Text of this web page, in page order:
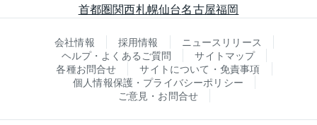
首都圏関西札幌仙台名古屋福岡
会社情報 採用情報
ニュースリリース
ヘルプ・よくあるご質問
サイトマップ
各種お問合せ
サイトについて・免責事項
個人情報保護・プライバシーポリシー
ご意見・お問合せ